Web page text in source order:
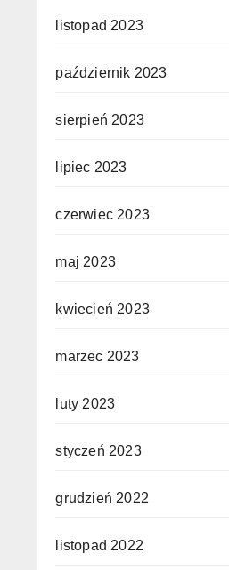
listopad 2023
październik 2023
sierpień 2023
lipiec 2023
czerwiec 2023
maj 2023
kwiecień 2023
marzec 2023
luty 2023
styczeń 2023
grudzień 2022
listopad 2022